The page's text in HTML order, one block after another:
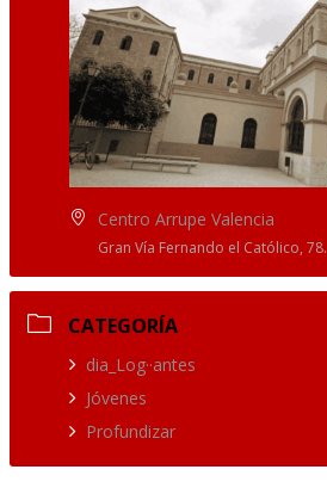
Centro Arrupe Valencia
Gran Vía Fernando el Católico, 78.
CATEGORÍA
dia_Log··antes
Jóvenes
Profundizar